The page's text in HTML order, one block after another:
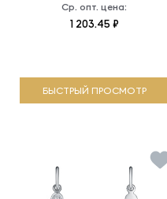
Ср. опт. цена:
1 203.45 ₽
БЫСТРЫЙ ПРОСМОТР